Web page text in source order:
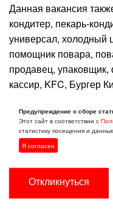
Данная вакансия
кондитер, пекарь-
универсал, холодный
помощник повара,
продавец,
кассир, KFC, Бургер
Хлебный дом, ДоДо,
график, начинающий
домом, без опыта
Откликнуться
Предупреждение о сборе
Этот сайт в соответствии с
статистику посещения и
Я согласен